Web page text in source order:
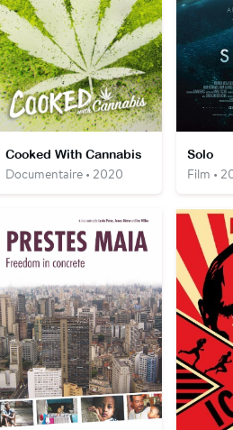
Cooked With Cannabis
Documentaire • 2020
Solo
Film •